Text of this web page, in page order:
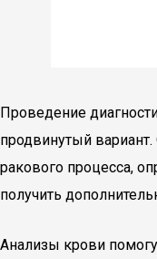
Проведение
продвинутый
ракового процесса,
получить
Анализы крови